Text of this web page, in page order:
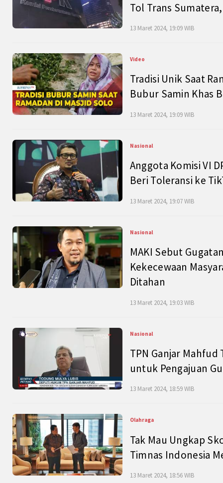
Tol Trans
13 Maret 2024, 19:09 WIB
Video
Tradisi Unik Saat
Bubur Samin Khas
13 Maret 2024, 19:09 WIB
Nasional
Anggota Komisi VI
Beri Toleransi ke
13 Maret 2024, 19:07 WIB
Nasional
MAKI Sebut
Kekecewaan
Ditahan
13 Maret 2024, 19:03 WIB
Nasional
TPN Ganjar
untuk Pengajuan
13 Maret 2024, 18:59 WIB
Olahraga
Tak Mau Ungkap
Timnas Indonesia
13 Maret 2024, 18:56 WIB